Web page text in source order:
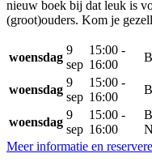
nieuw boek bij dat leuk is
(groot)ouders. Kom je
woensdag
9
sep
15:00 -
16:00
woensdag
9
sep
15:00 -
16:00
woensdag
9
sep
15:00 -
16:00
Meer informatie en